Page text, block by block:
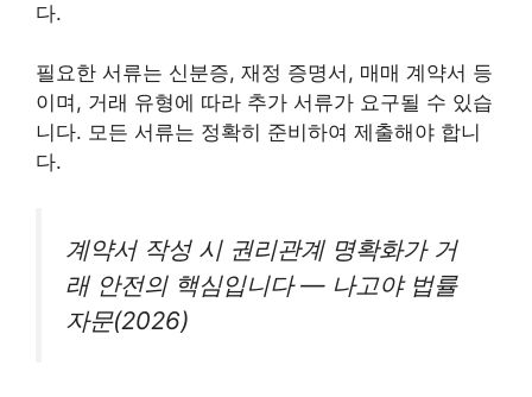
다.
필요한 서류는 신분증, 재정 증명서, 매매 계약서 등
이며, 거래 유형에 따라 추가 서류가 요구될 수 있습
니다. 모든 서류는 정확히 준비하여 제출해야 합니
다.
계약서 작성 시 권리관계 명확화가 거
래 안전의 핵심입니다 — 나고야 법률
자문(2026)